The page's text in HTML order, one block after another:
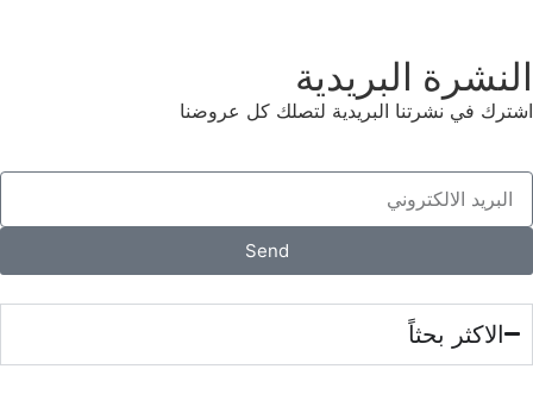
ديل
رايزن
رايزن 5
رايزن 5000
رايزن 7000
زدبوك
شاحن ديل
النشرة البريدية
اشترك في نشرتنا البريدية لتصلك كل عروضنا
Send
الاكثر بحثاً